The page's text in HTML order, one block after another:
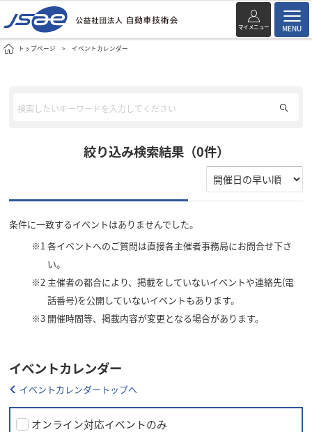
マイメニュー MENU
トップページ イベントカレンダー
絞り込み検索結果（0件）
条件に一致するイベントはありませんでした。
※1各イベントへのご質問は直接各主催者事務局にお問合せ下さ
い。
※2 主催者の都合により、掲載をしていないイベントや連絡先(電
話番号)を公開していないイベントもあります。
※3 開催時間等、掲載内容が変更となる場合があります。
イベントカレンダー
イベントカレンダートップへ
オンライン対応イベントのみ